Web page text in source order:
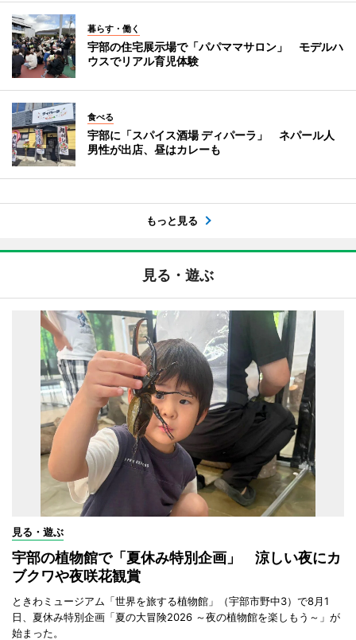
暮らす・働く
宇部の住宅展示場で「パパママサロン」 モデルハ
ウスでリアル育児体験
食べる
宇部に「スパイス酒場 ディパーラ」 ネパール人
男性が出店、昼はカレーも
もっと見る
見る・遊ぶ
見る・遊ぶ
宇部の植物館で「夏休み特別企画」 涼しい夜にカ
ブクワや夜咲花観賞
ときわミュージアム「世界を旅する植物館」（宇部市野中3）で8月1
日、夏休み特別企画「夏の大冒険2026 ～夜の植物館を楽しもう～」が
始まった。